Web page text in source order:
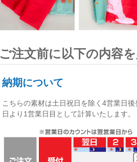
ご注文前に以下の内容
納期について
こちらの素材は土日祝日を除く4営業日後
日より1営業日目として計算いたします。